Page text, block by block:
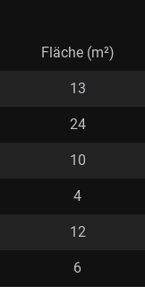
Fläche (m²)
13
24
10
4
12
6